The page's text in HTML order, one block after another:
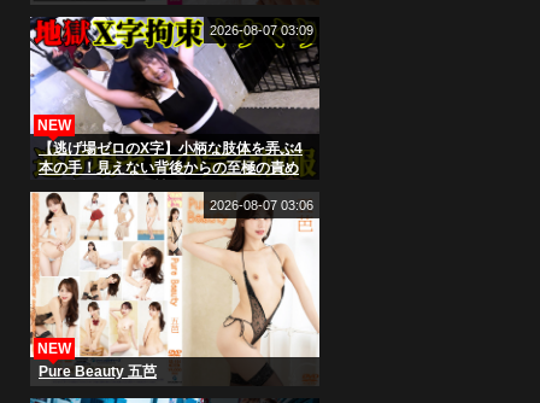
【逃げ場ゼロのX字】小柄な肢体を弄ぶ4
本の手！見えない背後からの至極の責め
NEW
2026-08-07 03:09
Pure Beauty 五芭
NEW
2026-08-07 03:06